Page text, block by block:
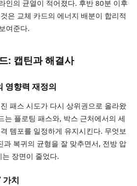
인의 균열이 적어졌다. 후반 80분 이후
은 교체 카드의 에너지 배분이 합리적
여준다.
: 캡틴과 해결사
영향력 재정의
패스 시도가 다시 상위권으로 올라왔
는 플로팅 패스와, 박스 근처에서의 세
템포를 일정하게 유지시킨다. 무엇보
과 복귀의 균형을 잘 맞추면서, 전방 압
장면이 줄었다.
가치